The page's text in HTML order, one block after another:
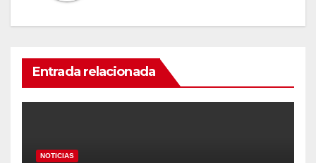
Entrada relacionada
NOTICIAS